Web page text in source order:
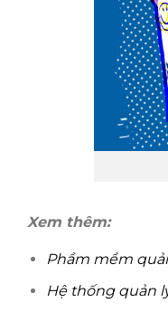
Xem thêm:
Phầm mềm
Hệ thống quản